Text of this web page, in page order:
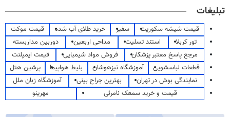
تبلیغات
قیمت شیشه سکوریت سفیر خرید طلای آب شده
قیمت موکت
تور کربلا
استند تسلیت مداحی اربعین
دوربین مداربسته
مرجع پاسخ معتبر پزشکان
فروش مواد شیمیایی
قیمت ایمپلنت
قطعات لباسشویی
آموزشگاه تیزهوشان بلیط هواپیما
پرشین هتل
نمایندگی بوش در تهران
بهترین جراح بینی
آموزشگاه زبان ملل
قیمت و خرید سمعک نامرئی
مهرینو